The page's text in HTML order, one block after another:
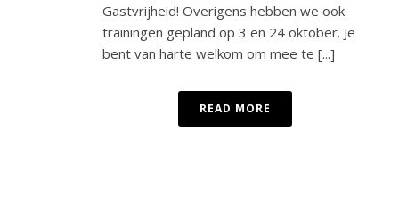
Gastvrijheid! Overigens hebben we ook
trainingen gepland op 3 en 24 oktober. Je
bent van harte welkom om mee te [...]
READ MORE